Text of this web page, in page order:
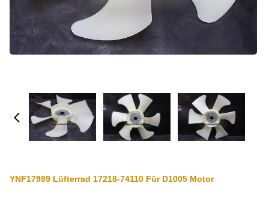
YNF17989 Lüfterrad 17218-74110 Für D1005 Motor